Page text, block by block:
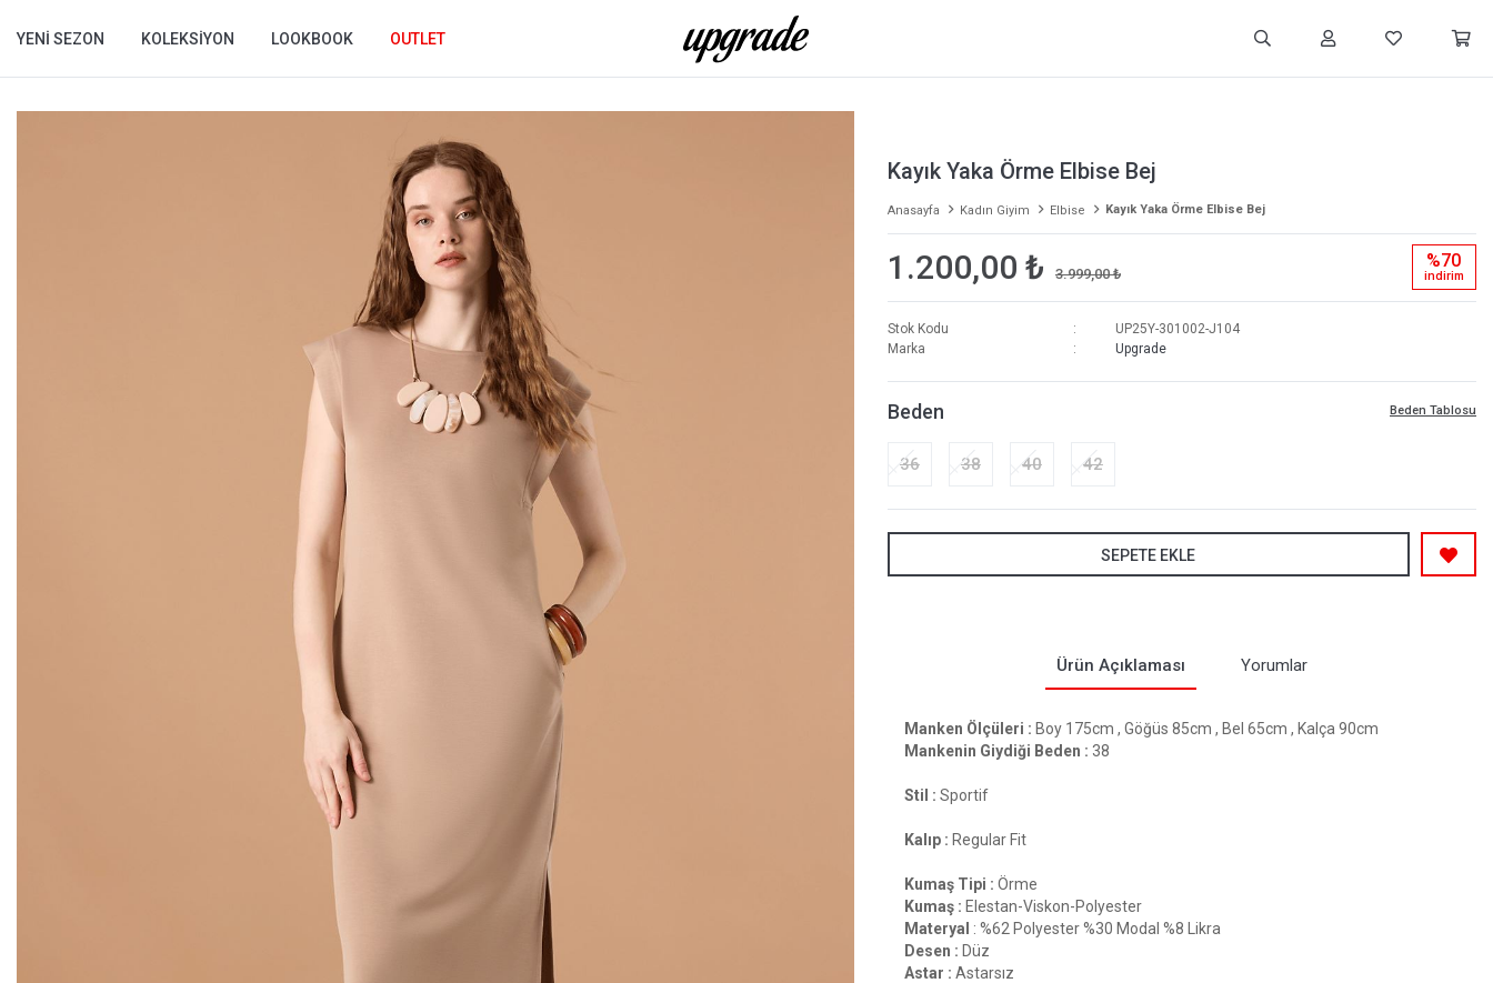
YENI SEZON KOLEKSIYON LOOKBOOK OUTLET
Kayık Yaka Örme Elbise Bej
Anasayfa Kadın Giyim Elbise Kayık Yaka Örme Elbise Bej
1.200,00 ₺ 3.999,00 ₺
%70
i̇ndi̇ri̇m
Stok Kodu
UP25Y-301002-J104
Marka
Upgrade
Beden Tablosu
Beden
36 38 40 42
SEPETE EKLE
Ürün Açıklaması Yorumlar
Manken Ölçüleri : Boy 175cm , Göğüs 85cm , Bel 65cm , Kalça 90cm
Mankenin Giydiği Beden : 38
Stil : Sportif
Kalıp : Regular Fit
Kumaş Tipi : Örme
Kumaş : Elestan-Viskon-Polyester
Materyal : %62 Polyester %30 Modal %8 Likra
Desen : Düz
Astar : Astarsız